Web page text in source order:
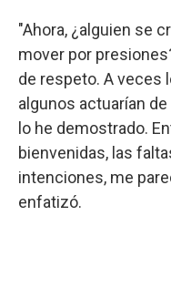
"Ahora, ¿alguien se
mover por
de respeto. A veces
algunos actuarían
lo he demostrado.
bienvenidas, las
intenciones, me
enfatizó.